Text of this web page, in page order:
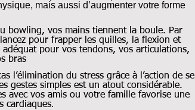
mais aussi d’augmenter votre forme
bowling, vos mains tiennent la boule. Par
pour frapper les quilles, la flexion et
adéquat pour vos tendons, vos articulations,
bras
l’élimination du stress grâce à l’action de se
gestes simples est un atout considérable.
avec vos amis ou votre famille favorise une
cardiaques.